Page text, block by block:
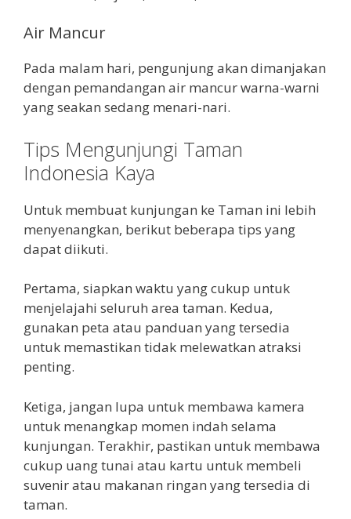
Air Mancur
Pada malam hari, pengunjung akan dimanjakan
dengan pemandangan air mancur warna-warni
yang seakan sedang menari-nari.
Tips Mengunjungi Taman
Indonesia Kaya
Untuk membuat kunjungan ke Taman ini lebih
menyenangkan, berikut beberapa tips yang
dapat diikuti.
Pertama, siapkan waktu yang cukup untuk
menjelajahi seluruh area taman. Kedua,
gunakan peta atau panduan yang tersedia
untuk memastikan tidak melewatkan atraksi
penting.
Ketiga, jangan lupa untuk membawa kamera
untuk menangkap momen indah selama
kunjungan. Terakhir, pastikan untuk membawa
cukup uang tunai atau kartu untuk membeli
suvenir atau makanan ringan yang tersedia di
taman.